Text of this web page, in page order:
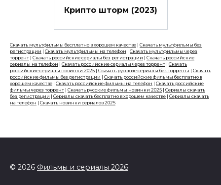
Крипто шторм (2023)
Скачать мультфильмы бесплатно в хорошем качестве | Скачать мультфильмы без
регистрации | Скачать мультфильмы на телефон | Скачать мультфильмы через
торрент | Скачать российские сериалы без регистрации | Скачать российские
сериалы на телефон | Скачать российские сериалы через торрент | Скачать
российские сериалы новинки 2025 | Скачать русские сериалы без торрента | Скачать
российские фильмы без регистрации | Скачать российские фильмы бесплатно в
хорошем качестве | Скачать российские фильмы на телефон | Скачать российские
фильмы через торрент | Скачать русские фильмы новинки 2025 | Сериалы скачать
без регистрации | Сериалы скачать бесплатно в хорошем качестве | Сериалы скачать
на телефон | Скачать новинки сериалов 2025
© 2026 Фильмы и сериалы 2026